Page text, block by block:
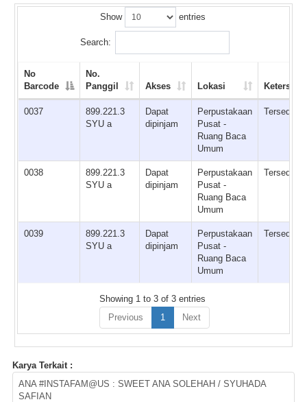
Show entries
Search:
No
Barcode
No.
Panggil
Akses Lokasi
0037
899.221.3
SYU a
Dapat
dipinjam
Perpustakaan
Pusat -
Ruang Baca
Umum
Tersedia
0038
899.221.3
SYU a
Dapat
dipinjam
Perpustakaan
Pusat -
Ruang Baca
Umum
Tersedia
0039
899.221.3
SYU a
Dapat
dipinjam
Perpustakaan
Pusat -
Ruang Baca
Umum
Tersedia
Showing 1 to 3 of 3 entries
Previous
1 Next
Karya Terkait :
ANA #INSTAFAM@US : SWEET ANA SOLEHAH / SYUHADA
SAFIAN